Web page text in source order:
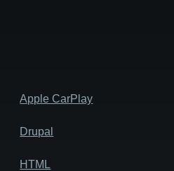
Apple CarPlay
Drupal
HTML